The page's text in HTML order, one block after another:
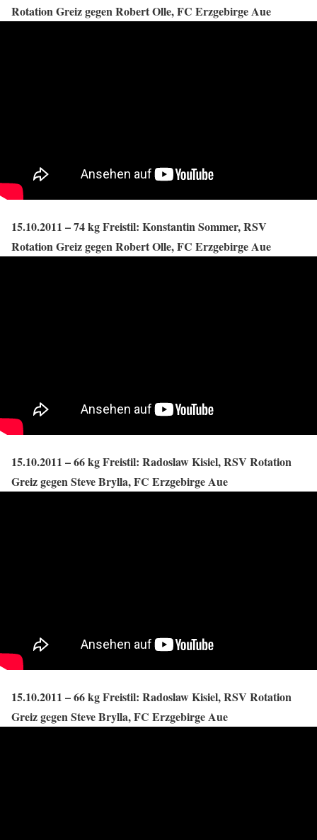
Rotation Greiz gegen Robert Olle, FC Erzgebirge Aue
15.10.2011 – 74 kg Freistil: Konstantin Sommer, RSV
Rotation Greiz gegen Robert Olle, FC Erzgebirge Aue
15.10.2011 – 66 kg Freistil: Radoslaw Kisiel, RSV Rotation
Greiz gegen Steve Brylla, FC Erzgebirge Aue
15.10.2011 – 66 kg Freistil: Radoslaw Kisiel, RSV Rotation
Greiz gegen Steve Brylla, FC Erzgebirge Aue